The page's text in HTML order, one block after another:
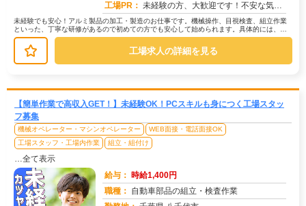
工場PR： 未経験の方、大歓迎です！不安な気持ち、よく分かります。でも大丈夫！→全国各地の仕事から、あなたにピッタリのお仕事を...
未経験でも安心！アルミ製品の加工・製造のお仕事です。機械操作、目視検査、組立作業
といった、丁寧な研修があるので初めての方でも安心して始められます。具体的には、機
械を使ってアルミ製品を加工したり、...
工場求人の詳細を見る
【簡単作業で高収入GET！】未経験OK！PCスキルも身につく工場スタッ
フ募集
機械オペレーター・マシンオペレーター
WEB面接・電話面接OK
工場スタッフ・工場内作業
組立・組付け
…全て表示
給与： 時給1,400円
職種： 自動車部品の組立・検査作業